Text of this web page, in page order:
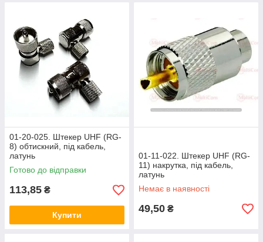
01-20-025. Штекер UHF (RG-
8) обтискний, під кабель,
латунь
Готово до відправки
113,85 ₴
Купити
01-11-022. Штекер UHF (RG-
11) накрутка, під кабель,
латунь
Немає в наявності
49,50 ₴